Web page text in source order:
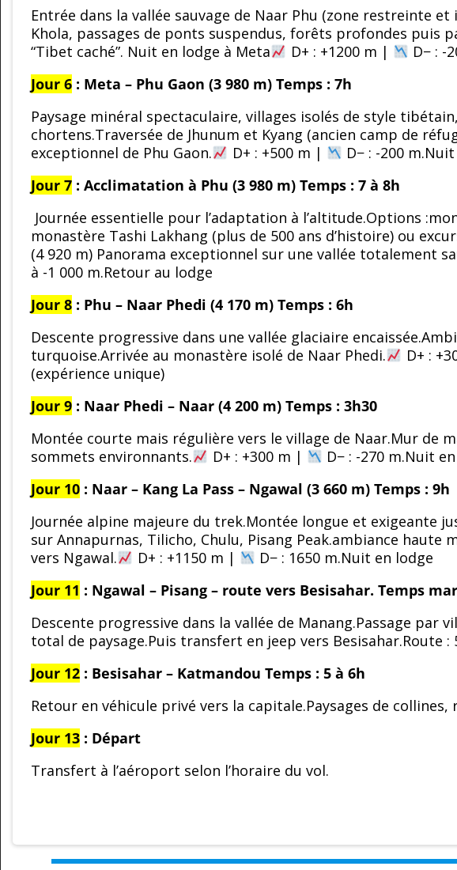
Entrée dans la vallée sauvage de Naar Phu (zone restreinte
Khola, passages de ponts suspendus, forêts profondes puis
“Tibet caché”. Nuit en lodge à Meta
D+ : +1200 m |
D− : -
Jour 6 : Meta – Phu Gaon (3 980 m) Temps : 7h
Paysage minéral spectaculaire, villages isolés de style
chortens.Traversée de Jhunum et Kyang (ancien camp de
exceptionnel de Phu Gaon.
D+ : +500 m |
D− : -200
Jour 7 : Acclimatation à Phu (3 980 m) Temps : 7 à 8h
Journée essentielle pour l’adaptation à l’altitude.Options
monastère Tashi Lakhang (plus de 500 ans d’histoire) ou
(4 920 m) Panorama exceptionnel sur une vallée totalement
à -1 000 m.Retour au lodge
Jour 8 : Phu – Naar Phedi (4 170 m) Temps : 6h
Descente progressive dans une vallée glaciaire
turquoise.Arrivée au monastère isolé de Naar Phedi.
D+ :
(expérience unique)
Jour 9 : Naar Phedi – Naar (4 200 m)Temps : 3h30
Montée courte mais régulière vers le village de Naar.Mur de
sommets environnants.
D+ : +300 m |
D− : -270 m.Nuit
Jour 10 : Naar – Kang La Pass – Ngawal (3 660 m) Temps : 9h
Journée alpine majeure du trek.Montée longue et exigeante
sur Annapurnas, Tilicho, Chulu, Pisang Peak.ambiance
vers Ngawal.
D+ : +1150 m |
D− : 1650 m.Nuit en lodge
Jour 11 : Ngawal – Pisang – route vers Besisahar.Temps
Descente progressive dans la vallée de Manang.Passage par
total de paysage.Puis transfert en jeep vers Besisahar.Route :
Jour 12 : Besisahar – KatmandouTemps : 5 à 6h
Retour en véhicule privé vers la capitale.Paysages de
Jour 13 : Départ
Transfert à l’aéroport selon l’horaire du vol.